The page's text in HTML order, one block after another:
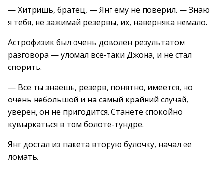
— Хитришь, братец, — Янг ему не поверил. — Знаю
я тебя, не зажимай резервы, их, наверняка немало.
Астрофизик был очень доволен результатом
разговора — уломал все-таки Джона, и не стал
спорить.
— Все ты знаешь, резерв, понятно, имеется, но
очень небольшой и на самый крайний случай,
уверен, он не пригодится. Станете спокойно
кувыркаться в том болоте-тундре.
Янг достал из пакета вторую булочку, начал ее
ломать.